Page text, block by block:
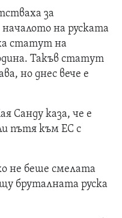
за
на руската
статут на
Такъв статут
но днес вече е
Санду каза, че е
пътя към ЕС с
не беше смелата
бруталната руска